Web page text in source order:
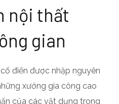
nội thất
gian
điển được nhập nguyên
xưởng gia công cao
của các vật dụng trong